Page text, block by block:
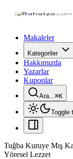
Makaleler
Kategoriler
Hakkımızda
Yazarlar
Kuponlar
Ara...⌘K
Toggle
Tuğba Kuruye Mış
Yöresel Lezzet